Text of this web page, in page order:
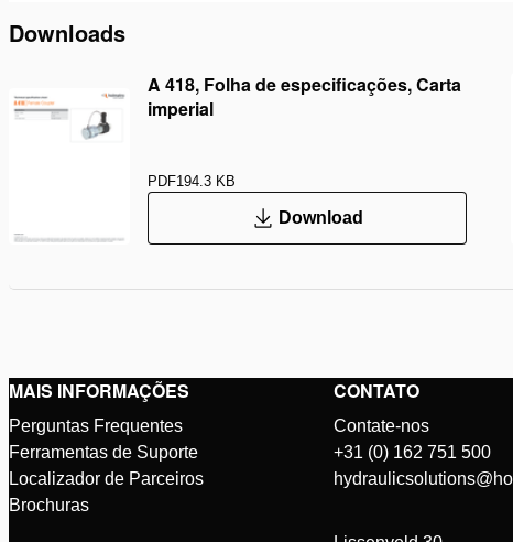
Downloads
A 418, Folha de especificações, Carta
imperial
PDF194.3 KB
Download
MAIS INFORMAÇÕES
Perguntas Frequentes
Ferramentas de Suporte
Localizador de Parceiros
Brochuras
CONTATO
Contate-nos
+31 (0) 162 751 500